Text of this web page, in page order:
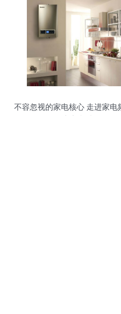
不容忽视的家电核心 走进家电